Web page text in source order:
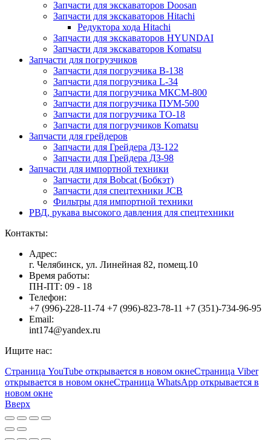
Запчасти для экскаваторов Doosan
Запчасти для экскаваторов Hitachi
Редуктора хода Hitachi
Запчасти для экскаваторов HYUNDAI
Запчасти для экскаваторов Komatsu
Запчасти для погрузчиков
Запчасти для погрузчика B-138
Запчасти для погрузчика L-34
Запчасти для погрузчика МКСМ-800
Запчасти для погрузчика ПУМ-500
Запчасти для погрузчика ТО-18
Запчасти для погрузчиков Komatsu
Запчасти для грейдеров
Запчасти для Грейдера ДЗ-122
Запчасти для Грейдера ДЗ-98
Запчасти для импортной техники
Запчасти для Bobcat (Бобкэт)
Запчасти для спецтехники JCB
Фильтры для импортной техники
РВД, рукава высокого давления для спецтехники
Контакты:
Адрес:
г. Челябинск, ул. Линейная 82, помещ.10
Время работы:
ПН-ПТ: 09 - 18
Телефон:
+7 (996)-228-11-74 +7 (996)-823-78-11 +7 (351)-734-96-95
Email:
int174@yandex.ru
Ищите нас:
Страница YouTube открывается в новом окнеСтраница Viber
открывается в новом окнеСтраница WhatsApp открывается в
новом окне
Вверх